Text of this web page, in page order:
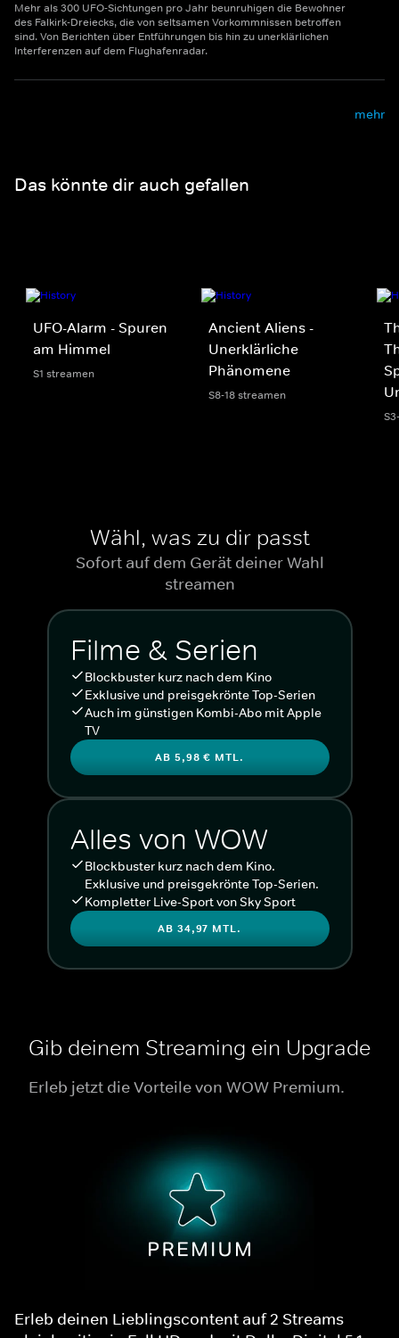
Mehr als 300 UFO-Sichtungen pro Jahr beunruhigen die Bewohner
des Falkirk-Dreiecks, die von seltsamen Vorkommnissen betroffen
sind. Von Berichten über Entführungen bis hin zu unerklärlichen
Interferenzen auf dem Flughafenradar.
mehr
Das könnte dir auch gefallen
UFO-Alarm - Spuren
am Himmel
S1 streamen
Ancient Aliens -
Unerklärliche
Phänomene
S8-18 streamen
Wähl, was zu dir passt
Sofort auf dem Gerät deiner Wahl
streamen
Filme & Serien
Blockbuster kurz nach dem Kino
Exklusive und preisgekrönte Top-Serien
Auch im günstigen Kombi-Abo mit Apple
TV
AB 5,98 € MTL.
Alles von WOW
Blockbuster kurz nach dem Kino.
Exklusive und preisgekrönte Top-Serien.
Kompletter Live-Sport von Sky Sport
AB 34,97 MTL.
Gib deinem Streaming ein Upgrade
Erleb jetzt die Vorteile von WOW Premium.
Erleb deinen Lieblingscontent auf 2 Streams